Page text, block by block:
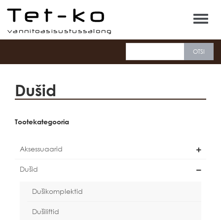
Tet-ko
Dušid
Tootekategooria
Aksessuaarid
Dušid
Dušikomplektid
Dušiliftid